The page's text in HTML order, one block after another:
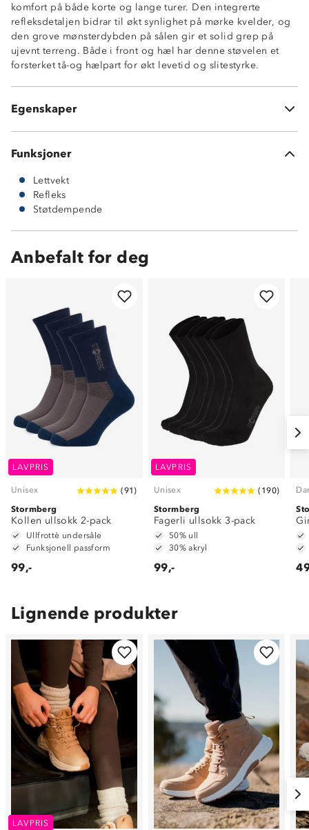
komfort på både korte og lange turer. Den integrerte
refleksdetaljen bidrar til økt synlighet på mørke kvelder, og
den grove mønsterdybden på sålen gir et solid grep på
ujevnt terreng. Både i front og hæl har denne støvelen et
forsterket tå-og hælpart for økt levetid og slitestyrke.
Egenskaper
Ventilert design
Lettvekt
Godt grep
Forsterket tå- og hælparti
Funksjoner
Lettvekt
Refleks
Støtdempende
Anbefalt for deg
LAVPRIS
Unisex (91 )
Stormberg
Kollen ullsokk 2-pack
Ullfrottè undersåle
Funksjonell passform
99,-
LAVPRIS
Unisex ( 190)
Stormberg
Fagerli ullsokk 3-pack
50% ull
30% akryl
99,-
Lignende produkter
LAVPRIS